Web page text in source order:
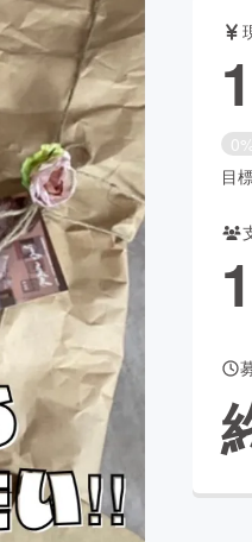
舞台・パフォーマ
フード・飲食店
アニメ・漫画
ビューティー・ヘ
Good CAMPFIRE Creation
税 machi-yaコミュニティ
目
1